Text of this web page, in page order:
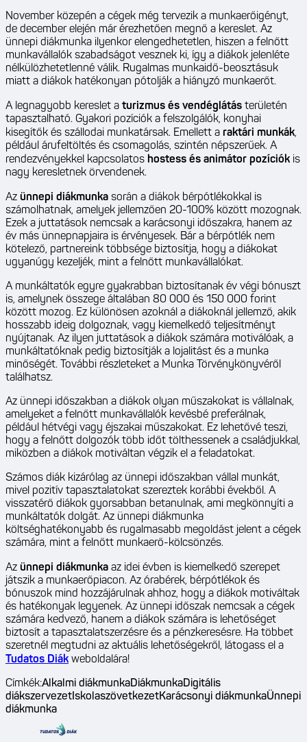
November közepén a cégek még tervezik a munkaerőigényt,
de december elején már érezhetően megnő a kereslet. Az
ünnepi diákmunka ilyenkor elengedhetetlen, hiszen a felnőtt
munkavállalók szabadságot vesznek ki, így a diákok jelenléte
nélkülözhetetlenné válik. Rugalmas munkaidő-beosztásuk
miatt a diákok hatékonyan pótolják a hiányzó munkaerőt.
A legnagyobb kereslet a turizmus és vendéglátás területén
tapasztalható. Gyakori pozíciók a felszolgálók, konyhai
kisegítők és szállodai munkatársak. Emellett a raktári munkák,
például árufeltöltés és csomagolás, szintén népszerűek. A
rendezvényekkel kapcsolatos hostess és animátor pozíciók is
nagy keresletnek örvendenek.
Az ünnepi diákmunka során a diákok bérpótlékokkal is
számolhatnak, amelyek jellemzően 20-100% között mozognak.
Ezek a juttatások nemcsak a karácsonyi időszakra, hanem az
év más ünnepnapjaira is érvényesek. Bár a bérpótlék nem
kötelező, partnereink többsége biztosítja, hogy a diákokat
ugyanúgy kezeljék, mint a felnőtt munkavállalókat.
A munkáltatók egyre gyakrabban biztosítanak év végi bónuszt
is, amelynek összege általában 80 000 és 150 000 forint
között mozog. Ez különösen azoknál a diákoknál jellemző, akik
hosszabb ideig dolgoznak, vagy kiemelkedő teljesítményt
nyújtanak. Az ilyen juttatások a diákok számára motiválóak, a
munkáltatóknak pedig biztosítják a lojalitást és a munka
minőségét. További részleteket a Munka Törvénykönyvéről
találhatsz.
Az ünnepi időszakban a diákok olyan műszakokat is vállalnak,
amelyeket a felnőtt munkavállalók kevésbé preferálnak,
például hétvégi vagy éjszakai műszakokat. Ez lehetővé teszi,
hogy a felnőtt dolgozók több időt tölthessenek a családjukkal,
miközben a diákok motiváltan végzik el a feladatokat.
Számos diák kizárólag az ünnepi időszakban vállal munkát,
mivel pozitív tapasztalatokat szereztek korábbi évekből. A
visszatérő diákok gyorsabban betanulnak, ami megkönnyíti a
munkáltatók dolgát. Az ünnepi diákmunka
költséghatékonyabb és rugalmasabb megoldást jelent a cégek
számára, mint a felnőtt munkaerő-kölcsönzés.
Az ünnepi diákmunka az idei évben is kiemelkedő szerepet
játszik a munkaerőpiacon. Az órabérek, bérpótlékok és
bónuszok mind hozzájárulnak ahhoz, hogy a diákok motiváltak
és hatékonyak legyenek. Az ünnepi időszak nemcsak a cégek
számára kedvező, hanem a diákok számára is lehetőséget
biztosít a tapasztalatszerzésre és a pénzkeresésre. Ha többet
szeretnél megtudni az aktuális lehetőségekről, látogass el a
Tudatos Diák weboldalára!
Címkék:Alkalmi diákmunkaDiákmunkaDigitális
diákszervezet IskolaszövetkezetKarácsonyi diákmunkaÜnnepi
diákmunka